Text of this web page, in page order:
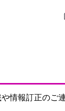
情報訂正のご